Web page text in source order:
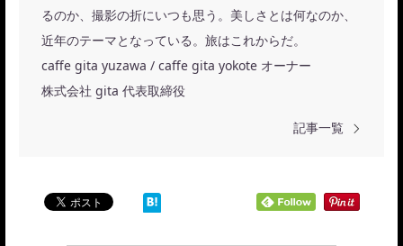
るのか、撮影の折にいつも思う。美しさとは何なのか、
近年のテーマとなっている。旅はこれからだ。
caffe gita yuzawa / caffe gita yokote オーナー
株式会社 gita 代表取締役
記事一覧